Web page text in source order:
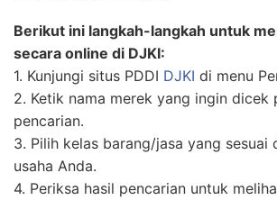
Berikut ini langkah-langkah untuk
secara online di DJKI:
1. Kunjungi situs PDDI DJKI di menu
2. Ketik nama merek yang ingin dicek
pencarian.
3. Pilih kelas barang/jasa yang sesuai
usaha Anda.
4. Periksa hasil pencarian untuk